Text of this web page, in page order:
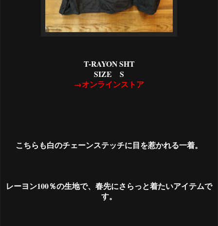
T-RAYON SHT
SIZE S
→オンラインストア
こちらも白のチェーンステッチに目を惹かれる一着。
レーヨン100％の生地で、春先にさらっと着たいアイテムで
す。